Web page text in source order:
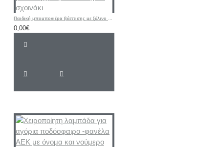
Παιδική μπομπονιέρα βάπτισης με ξύλινο παιχνίδι σχοινάκι
0,00€